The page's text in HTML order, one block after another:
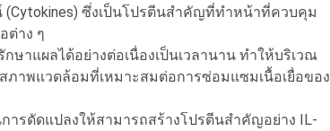
(Cytokines) ซึ่งเป็นโปรตีนสำคัญที่ทำหน้าที่ควบคุม
ต่าง ๆ
ษาแผลได้อย่างต่อเนื่องเป็นเวลานาน ทำให้บริเวณ
ภาพแวดล้อมที่เหมาะสมต่อการซ่อมแซมเนื้อเยื่อของ
ารดัดแปลงให้สามารถสร้างโปรตีนสำคัญอย่าง IL-